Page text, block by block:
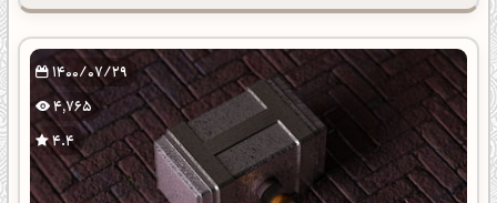
1400/07/29
4,765
4.4